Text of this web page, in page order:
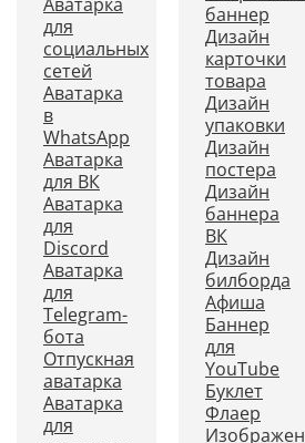
для
социальных
сетей
Аватарка
в
WhatsApp
Аватарка
для ВК
Аватарка
для
Discord
Аватарка
для
Telegram-
бота
Отпускная
аватарка
Аватарка
для
баннер
Дизайн
карточки
товара
Дизайн
упаковки
Дизайн
постера
Дизайн
баннера
ВК
Дизайн
билборда
Афиша
Баннер
для
YouTube
Буклет
Флаер